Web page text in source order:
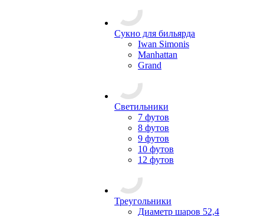
Сукно для бильярда
Iwan Simonis
Manhattan
Grand
Светильники
7 футов
8 футов
9 футов
10 футов
12 футов
Треугольники
Диаметр шаров 52,4